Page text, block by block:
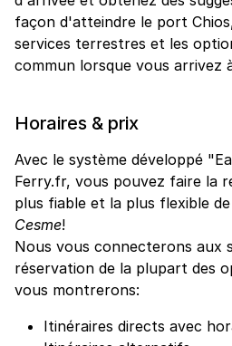
façon d'atteindre le port
services terrestres et les
commun lorsque vous arrivez
Horaires & prix
Avec le système développé
Ferry.fr, vous pouvez faire la
plus fiable et la plus flexible
Cesme!
Nous vous connecterons aux
réservation de la plupart des
vous montrerons:
Itinéraires directs avec